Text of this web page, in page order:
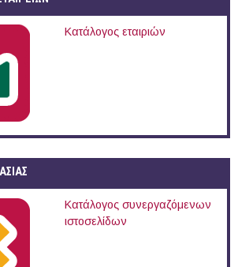
Κατάλογος εταιριών
Κατάλογος συνεργαζόμενων
ιστοσελίδων